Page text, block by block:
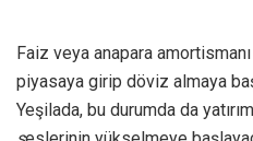
Faiz veya anapara
piyasaya girip döviz almaya
Yeşilada, bu durumda da